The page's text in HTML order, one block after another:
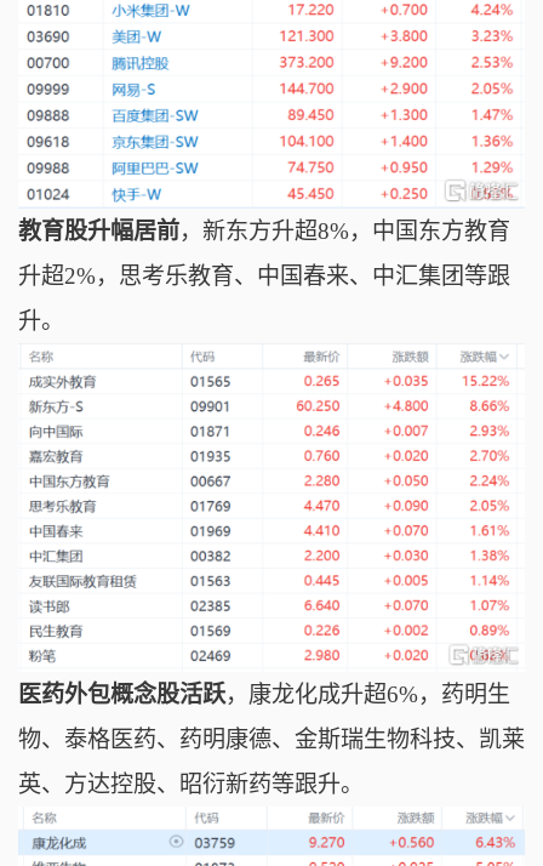
教育股升幅居前， 新东方升超8%， 中国东方教育
升超2%，思考乐教育、中国春来、中汇集团等跟
升。
医药外包概念股活跃， 康龙化成升超6%， 药明生
物、 泰格医药、 药明康德、 金斯瑞生物科技、凯莱
英、 方达控股、 昭衍新药等跟升。